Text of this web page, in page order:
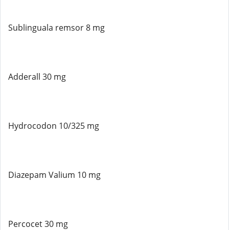
Sublinguala remsor 8 mg
Adderall 30 mg
Hydrocodon 10/325 mg
Diazepam Valium 10 mg
Percocet 30 mg